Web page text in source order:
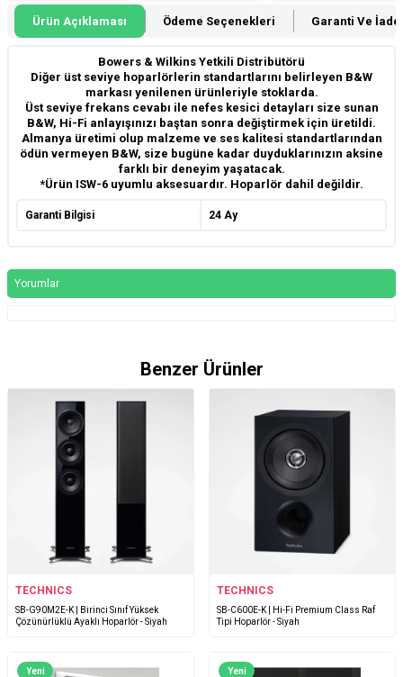
Ürün Açıklaması Ödeme Seçenekleri Garanti Ve İade
Bowers & Wilkins Yetkili Distribütörü
Diğer üst seviye hoparlörlerin standartlarını belirleyen B&W
markası yenilenen ürünleriyle stoklarda.
Üst seviye frekans cevabı ile nefes kesici detayları size sunan
B&W, Hi-Fi anlayışınızı baştan sonra değiştirmek için üretildi.
Almanya üretimi olup malzeme ve ses kalitesi standartlarından
ödün vermeyen B&W, size bugüne kadar duyduklarınızın aksine
farklı bir deneyim yaşatacak.
*Ürün ISW-6 uyumlu aksesuardır. Hoparlör dahil değildir.
Garanti Bilgisi 24 Ay
Yorumlar
Benzer Ürünler
TECHNICS
SB-G90M2E-K | Birinci Sınıf Yüksek
Çözünürlüklü Ayaklı Hoparlör - Siyah
TECHNICS
SB-C600E-K | Hi-Fi Premium Class Raf
Tipi Hoparlör - Siyah
Yeni Yeni